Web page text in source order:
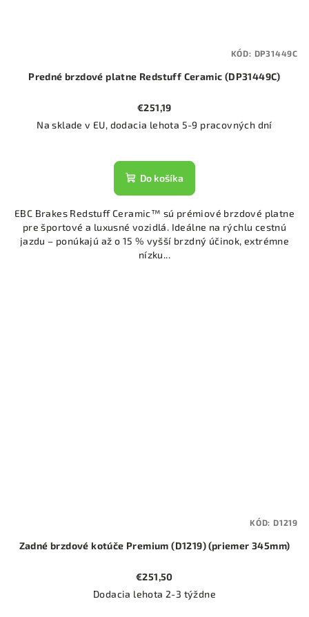
Predné brzdové platne Redstuff Ceramic (DP31449C)
€251,19
Na sklade v EU, dodacia lehota 5-9 pracovných dní
Do košíka
EBC Brakes Redstuff Ceramic™ sú prémiové brzdové platne
pre športové a luxusné vozidlá. Ideálne na rýchlu cestnú
jazdu – ponúkajú až o 15 % vyšší brzdný účinok, extrémne
nízku...
KÓD: DP31449C
Zadné brzdové kotúče Premium (D1219) (priemer 345mm)
€251,50
Dodacia lehota 2-3 týždne
KÓD: D1219